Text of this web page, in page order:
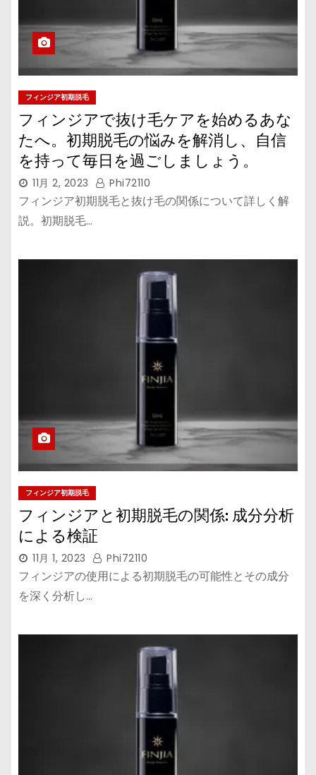
フィンジア初期脱毛
フィンジアで抜け毛ケアを始めるあな
たへ。初期脱毛の悩みを解消し、自信
を持って毎日を過ごしましょう。
11月 2, 2023 Phi72110
フィンジア初期脱毛と抜け毛の関係について詳しく解
説。初期脱毛…
フィンジア初期脱毛
フィンジアと初期脱毛の関係: 成分分析
による検証
11月 1, 2023 Phi72110
フィンジアの使用による初期脱毛の可能性とその成分
を深く分析し…